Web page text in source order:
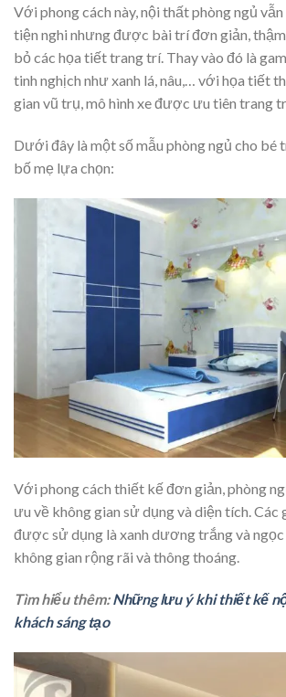
Với phong cách này, nội thất phòng ngủ
tiện nghi nhưng được bài trí đơn giản,
bỏ các họa tiết trang trí. Thay vào đó là
tinh nghịch như xanh lá, nâu,… với họa tiết
gian vũ trụ, mô hình xe được ưu tiên trang
Dưới đây là một số mẫu phòng ngủ cho bé
bố mẹ lựa chọn:
Với phong cách thiết kế đơn giản, phòng
ưu về không gian sử dụng và diện tích. Các
được sử dụng là xanh dương trắng và
không gian rộng rãi và thông thoáng.
Tìm hiểu thêm:Những lưu ý khi thiết kế
khách sáng tạo